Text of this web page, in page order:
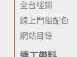
全台經銷
線上門組配色
網站目錄